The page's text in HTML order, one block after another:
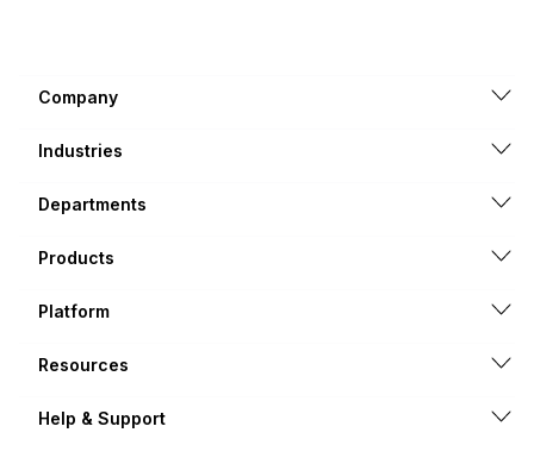
Company
Industries
Departments
Products
Platform
Resources
Help & Support